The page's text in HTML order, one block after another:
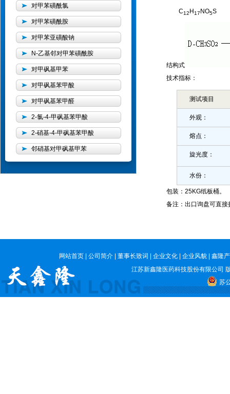
对甲苯磺酰氯
对甲苯磺酰胺
对甲苯亚磺酸钠
N-乙基邻对甲苯磺酰胺
对甲砜基甲苯
对甲砜基苯甲酸
对甲砜基苯甲醛
2-氯-4-甲砜基苯甲酸
2-硝基-4-甲砜基苯甲酸
邻硝基对甲砜基甲苯
C12 H17 NO5S
结构式
技术指标：
测试项目
外观：
熔点：
旋光度：
水份：
包装：25KG纸板桶。
备注：出口询盘可直
网站首页 公司简介 董事长致词 企业文化 企业风貌
鑫隆
江苏新鑫隆医药科技股份有限公司
苏